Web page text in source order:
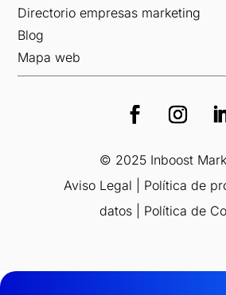
Directorio empresas marketing
Blog
Mapa web
© 2025 Inboost
Aviso Legal
Política de
datos| Política de